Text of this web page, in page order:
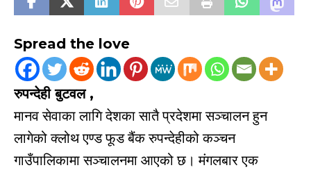
Spread the love
रुपन्देही बुटवल ,
मानव सेवाका लागि देशका सातै प्रदेशमा सञ्चालन हुन
लागेको क्लोथ एण्ड फूड बैंक रुपन्देहीको कञ्चन
गाउँपालिकामा सञ्चालनमा आएको छ। मंगलबार एक